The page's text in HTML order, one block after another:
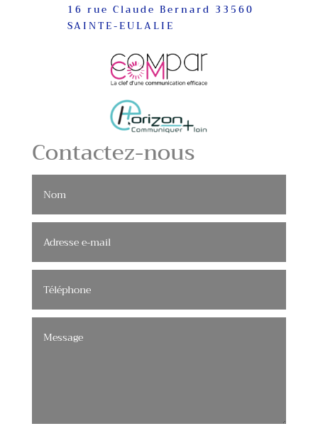
16 rue Claude Bernard 33560
SAINTE-EULALIE
Contactez-nous